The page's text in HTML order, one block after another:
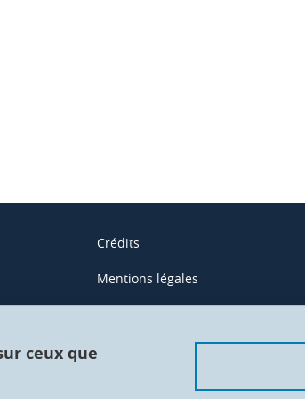
Crédits
Mentions légales
Données personnelles
Gestion des cookies
ceux que